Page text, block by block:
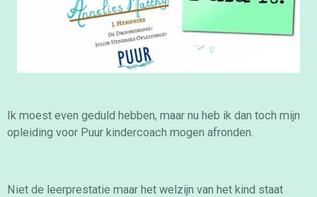
Ik moest even geduld hebben, maar nu heb ik dan toch mijn
opleiding voor Puur kindercoach mogen afronden.
Niet de leerprestatie maar het welzijn van het kind staat